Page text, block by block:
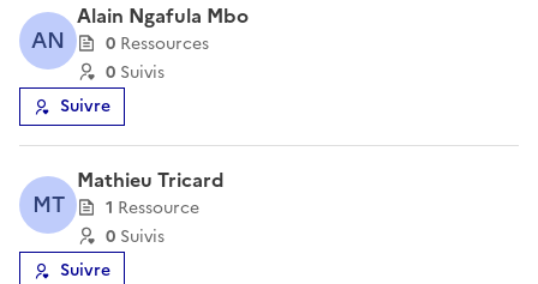
AN
Alain Ngafula Mbo
0 Ressources
0 Suivis
Suivre
MT
Mathieu Tricard
1 Ressource
0 Suivis
Suivre